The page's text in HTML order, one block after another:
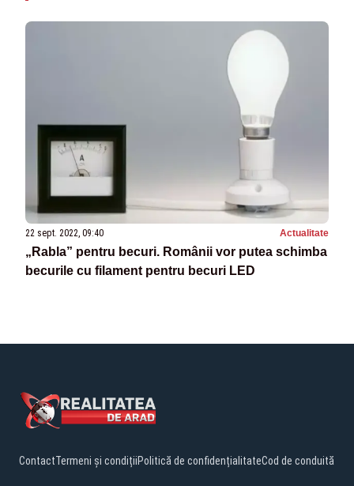
22 sept. 2022, 09:40 Actualitate
„Rabla” pentru becuri. Românii vor putea schimba
becurile cu filament pentru becuri LED
ContactTermeni și condițiiPolitică de confidențialitateCod de conduită